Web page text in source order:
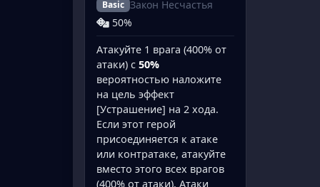
Basic Закон Несчастья
50%
Атакуйте 1 врага (400% от
атаки) с 50%
вероятностью наложите
на цель эффект
[Устрашение] на 2 хода.
Если этот герой
присоединяется к атаке
или контратаке, атакуйте
вместо этого всех врагов
(400% от атаки). Атаки